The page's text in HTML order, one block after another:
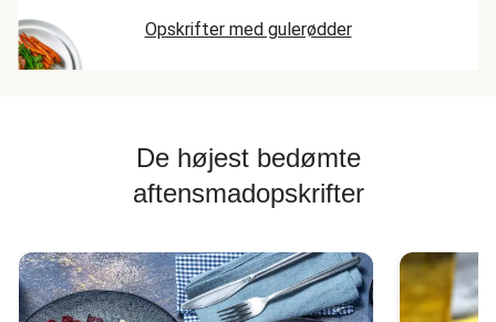
Opskrifter med gulerødder
De højest bedømte
aftensmadopskrifter